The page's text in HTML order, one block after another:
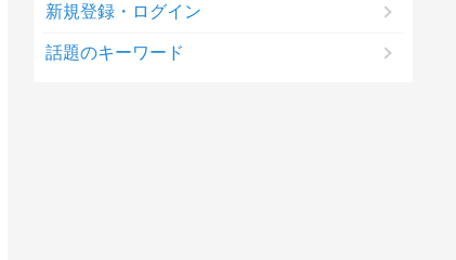
新規登録・ログイン
話題のキーワード